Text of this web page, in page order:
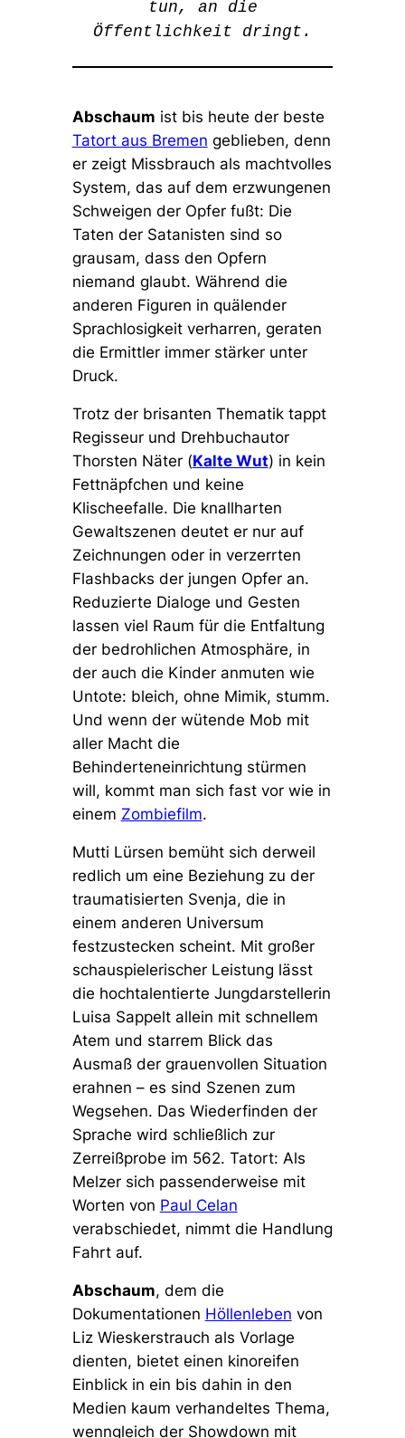
tun, an die
Öffentlichkeit dringt.
Abschaum ist bis heute der beste
Tatort aus Bremen geblieben, denn
er zeigt Missbrauch als machtvolles
System, das auf dem erzwungenen
Schweigen der Opfer fußt: Die
Taten der Satanisten sind so
grausam, dass den Opfern
niemand glaubt. Während die
anderen Figuren in quälender
Sprachlosigkeit verharren, geraten
die Ermittler immer stärker unter
Druck.
Trotz der brisanten Thematik tappt
Regisseur und Drehbuchautor
Thorsten Näter (Kalte Wut) in kein
Fettnäpfchen und keine
Klischeefalle. Die knallharten
Gewaltszenen deutet er nur auf
Zeichnungen oder in verzerrten
Flashbacks der jungen Opfer an.
Reduzierte Dialoge und Gesten
lassen viel Raum für die Entfaltung
der bedrohlichen Atmosphäre, in
der auch die Kinder anmuten wie
Untote: bleich, ohne Mimik, stumm.
Und wenn der wütende Mob mit
aller Macht die
Behinderteneinrichtung stürmen
will, kommt man sich fast vor wie in
einem Zombiefilm.
Mutti Lürsen bemüht sich derweil
redlich um eine Beziehung zu der
traumatisierten Svenja, die in
einem anderen Universum
festzustecken scheint. Mit großer
schauspielerischer Leistung lässt
die hochtalentierte Jungdarstellerin
Luisa Sappelt allein mit schnellem
Atem und starrem Blick das
Ausmaß der grauenvollen Situation
erahnen – es sind Szenen zum
Wegsehen. Das Wiederfinden der
Sprache wird schließlich zur
Zerreißprobe im 562. Tatort: Als
Melzer sich passenderweise mit
Worten von Paul Celan
verabschiedet, nimmt die Handlung
Fahrt auf.
Abschaum, dem die
Dokumentationen Höllenleben von
Liz Wieskerstrauch als Vorlage
dienten, bietet einen kinoreifen
Einblick in ein bis dahin in den
Medien kaum verhandeltes Thema,
wenngleich der Showdown mit